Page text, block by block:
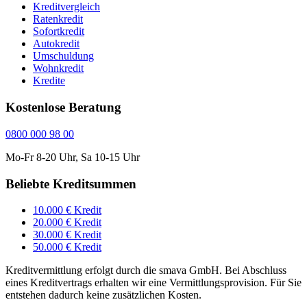
Kreditvergleich
Ratenkredit
Sofortkredit
Autokredit
Umschuldung
Wohnkredit
Kredite
Kostenlose Beratung
0800 000 98 00
Mo-Fr 8-20 Uhr, Sa 10-15 Uhr
Beliebte Kreditsummen
10.000 € Kredit
20.000 € Kredit
30.000 € Kredit
50.000 € Kredit
Kreditvermittlung erfolgt durch die smava GmbH. Bei Abschluss
eines Kreditvertrags erhalten wir eine Vermittlungsprovision. Für Sie
entstehen dadurch keine zusätzlichen Kosten.